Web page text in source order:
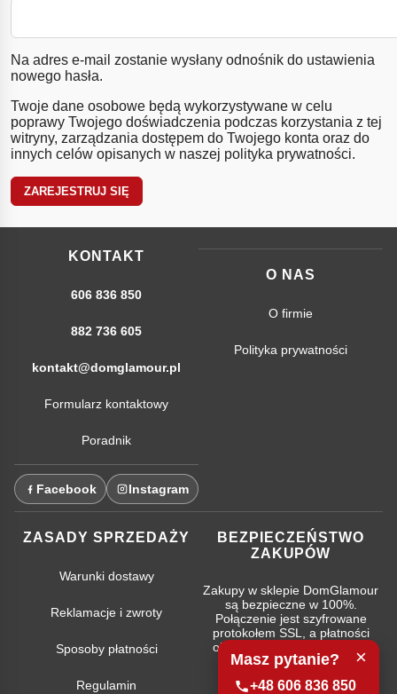
Na adres e-mail zostanie wysłany odnośnik do ustawienia
nowego hasła.
Twoje dane osobowe będą wykorzystywane w celu
poprawy Twojego doświadczenia podczas korzystania z tej
witryny, zarządzania dostępem do Twojego konta oraz do
innych celów opisanych w naszej polityka prywatności.
ZAREJESTRUJ SIĘ
KONTAKT
606 836 850
882 736 605
kontakt@domglamour.pl
Formularz kontaktowy
Poradnik
Facebook Instagram
O NAS
O firmie
Polityka prywatności
ZASADY SPRZEDAŻY
Warunki dostawy
Reklamacje i zwroty
Sposoby płatności
Regulamin
BEZPIECZEŃSTWO
ZAKUPÓW
Zakupy w sklepie DomGlamour
są bezpieczne w 100%.
Połączenie jest szyfrowane
protokołem SSL, a płatności
obsługują najpopularniejsze
systemy bankowe.
×
Masz pytanie?
+48 606 836 850